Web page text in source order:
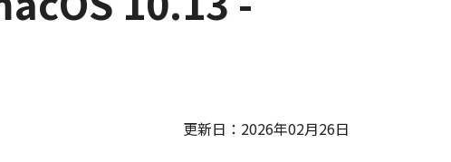
更新日：2026年02月26日